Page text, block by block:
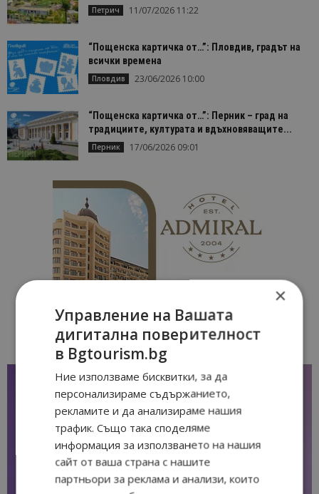
Петрич 11/07/2026 11:22
“Пощенска картичка от…”: Пловдив, градът на
всички времена
Пловдив 23/06/2026 10:00
“Пощенска картичка от…”: Перник – град на
традициите, културата и вдъхновяващите...
Перник 17/06/2026 09:01
×
Управление на Вашата
дигитална поверителност
в Bgtourism.bg
Ние използваме бисквитки, за да
персонализираме съдържанието,
рекламите и да анализираме нашия
трафик. Също така споделяме
информация за използването на нашия
сайт от ваша страна с нашите
партньори за реклама и анализи, които